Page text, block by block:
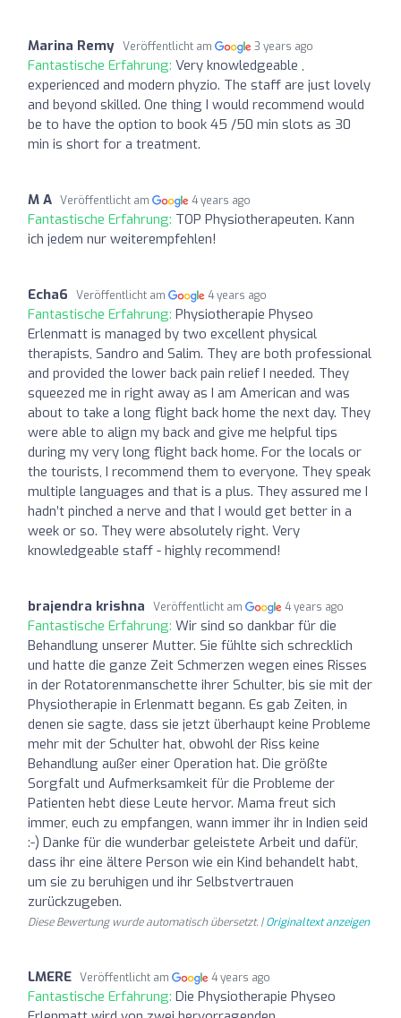
Marina Remy Veröffentlicht am 3 years ago
Fantastische Erfahrung: Very knowledgeable ,
experienced and modern phyzio. The staff are just lovely
and beyond skilled. One thing I would recommend would
be to have the option to book 45 /50 min slots as 30
min is short for a treatment.
M A Veröffentlicht am 4 years ago
Fantastische Erfahrung: TOP Physiotherapeuten. Kann
ich jedem nur weiterempfehlen!
Echa6 Veröffentlicht am 4 years ago
Fantastische Erfahrung: Physiotherapie Physeo
Erlenmatt is managed by two excellent physical
therapists, Sandro and Salim. They are both professional
and provided the lower back pain relief I needed. They
squeezed me in right away as I am American and was
about to take a long flight back home the next day. They
were able to align my back and give me helpful tips
during my very long flight back home. For the locals or
the tourists, I recommend them to everyone. They speak
multiple languages and that is a plus. They assured me I
hadn’t pinched a nerve and that I would get better in a
week or so. They were absolutely right. Very
knowledgeable staff - highly recommend!
brajendra krishna Veröffentlicht am 4 years ago
Fantastische Erfahrung: Wir sind so dankbar für die
Behandlung unserer Mutter. Sie fühlte sich schrecklich
und hatte die ganze Zeit Schmerzen wegen eines Risses
in der Rotatorenmanschette ihrer Schulter, bis sie mit der
Physiotherapie in Erlenmatt begann. Es gab Zeiten, in
denen sie sagte, dass sie jetzt überhaupt keine Probleme
mehr mit der Schulter hat, obwohl der Riss keine
Behandlung außer einer Operation hat. Die größte
Sorgfalt und Aufmerksamkeit für die Probleme der
Patienten hebt diese Leute hervor. Mama freut sich
immer, euch zu empfangen, wann immer ihr in Indien seid
:-) Danke für die wunderbar geleistete Arbeit und dafür,
dass ihr eine ältere Person wie ein Kind behandelt habt,
um sie zu beruhigen und ihr Selbstvertrauen
zurückzugeben.
Diese Bewertung wurde automatisch übersetzt. |Originaltext anzeigen
LMERE Veröffentlicht am 4 years ago
Fantastische Erfahrung: Die Physiotherapie Physeo